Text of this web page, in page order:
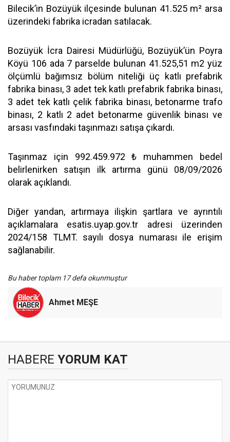
Bilecik’in Bozüyük ilçesinde bulunan 41.525 m² arsa
üzerindeki fabrika icradan satılacak.
Bozüyük İcra Dairesi Müdürlüğü, Bozüyük’ün Poyra
Köyü 106 ada 7 parselde bulunan 41.525,51 m2 yüz
ölçümlü bağımsız bölüm niteliği üç katlı prefabrik
fabrika binası, 3 adet tek katlı prefabrik fabrika binası,
3 adet tek katlı çelik fabrika binası, betonarme trafo
binası, 2 katlı 2 adet betonarme güvenlik binası ve
arsası vasfındaki taşınmazı satışa çıkardı.
Taşınmaz için 992.459.972 ₺ muhammen bedel
belirlenirken satışın ilk artırma günü 08/09/2026
olarak açıklandı.
Diğer yandan, artırmaya ilişkin şartlara ve ayrıntılı
açıklamalara esatis.uyap.gov.tr adresi üzerinden
2024/158 TLMT. sayılı dosya numarası ile erişim
sağlanabilir.
Bu haber toplam 17 defa okunmuştur
Ahmet MEŞE
HABERE YORUM KAT